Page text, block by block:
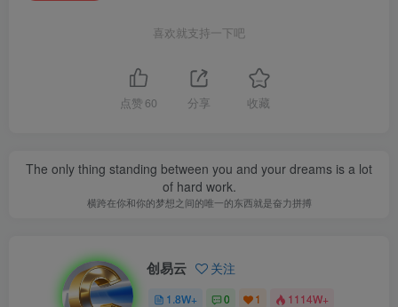
喜欢就支持一下吧
点赞 60 分享 收藏
The only thing standing between you and your dreams is a lot
of hard work.
横跨在你和你的梦想之间的唯一的东西就是奋力拼搏
创易云 关注
1.8W+ 0 1 1114W+